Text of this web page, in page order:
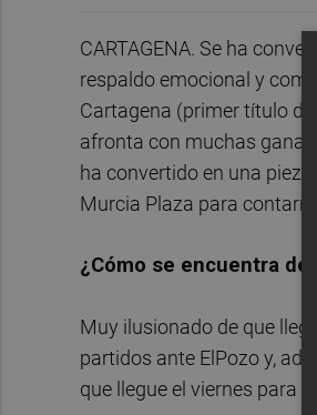
CARTAGENA. Se ha
respaldo emocional y
Cartagena (primer título
afronta con muchas ganas
ha convertido en una pieza
Murcia Plaza para
¿Cómo se encuentra
Muy ilusionado de que
partidos ante ElPozo y,
que llegue el viernes para